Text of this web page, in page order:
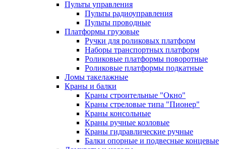
Пульты управления
Пульты радиоуправления
Пульты проводные
Платформы грузовые
Ручки для роликовых платформ
Наборы транспортных платформ
Роликовые платформы поворотные
Роликовые платформы подкатные
Ломы такелажные
Краны и балки
Краны строительные "Окно"
Краны стреловые типа "Пионер"
Краны консольные
Краны ручные козловые
Краны гидравлические ручные
Балки опорные и подвесные концевые